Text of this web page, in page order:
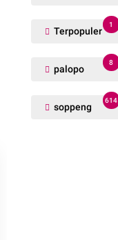
Terpopuler
1
palopo
8
soppeng
614